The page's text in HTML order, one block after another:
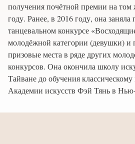
получения почётной премии на том
году. Ранее, в 2016 году, она заняла
танцевальном конкурсе
молодёжной категории (девушки) и
призовые места в ряде других
конкурсов. Она окончила школу
Тайване до обучения
Академии искусств Фэй Тянь в